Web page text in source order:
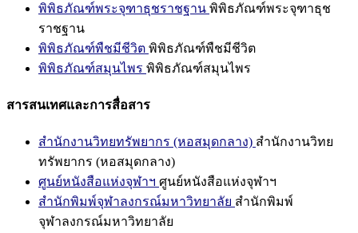
พิพิธภัณฑ์พระจุฑาธุชราชฐาน พิพิธภัณฑ์พระจุฑาธุช
ราชฐาน
พิพิธภัณฑ์พืชมีชีวิต พิพิธภัณฑ์พืชมีชีวิต
พิพิธภัณฑ์สมุนไพร พิพิธภัณฑ์สมุนไพร
สารสนเทศและการสื่อสาร
สำนักงานวิทยทรัพยากร (หอสมุดกลาง) สำนักงานวิทย
ทรัพยากร (หอสมุดกลาง)
ศูนย์หนังสือแห่งจุฬาฯ ศูนย์หนังสือแห่งจุฬาฯ
สำนักพิมพ์จุฬาลงกรณ์มหาวิทยาลัย สำนักพิมพ์
จุฬาลงกรณ์มหาวิทยาลัย